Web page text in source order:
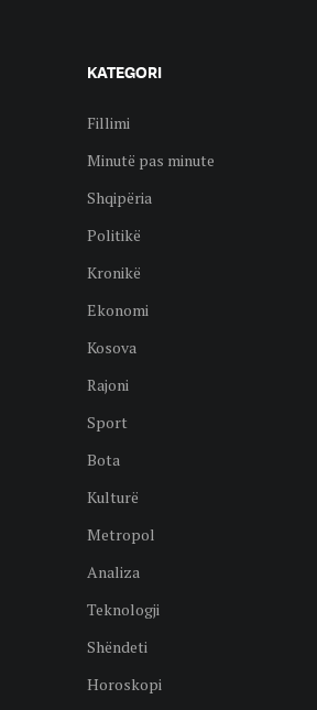
KATEGORI
Fillimi
Minutë pas minute
Shqipëria
Politikë
Kronikë
Ekonomi
Kosova
Rajoni
Sport
Bota
Kulturë
Metropol
Analiza
Teknologji
Shëndeti
Horoskopi